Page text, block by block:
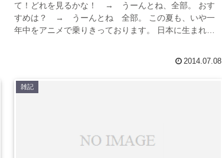
て！どれを見るかな！ → うーんとね、全部。 おす
すめは？ → うーんとね 全部。 この夏も、いや一
年中をアニメで乗りきっております。 日本に生まれ
2014.07.08
雑記